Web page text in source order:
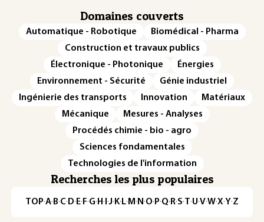
Domaines couverts
Automatique - Robotique
Biomédical - Pharma
Construction et travaux publics
Électronique - Photonique
Énergies
Environnement - Sécurité
Génie industriel
Ingénierie des transports
Innovation
Matériaux
Mécanique
Mesures - Analyses
Procédés chimie - bio - agro
Sciences fondamentales
Technologies de l'information
Recherches les plus populaires
TOP·A·B·C· D· E· F·G· H · ·J· K· L· M · N ·O· P·Q· R·S·T·U·V·W·X·Y·Z